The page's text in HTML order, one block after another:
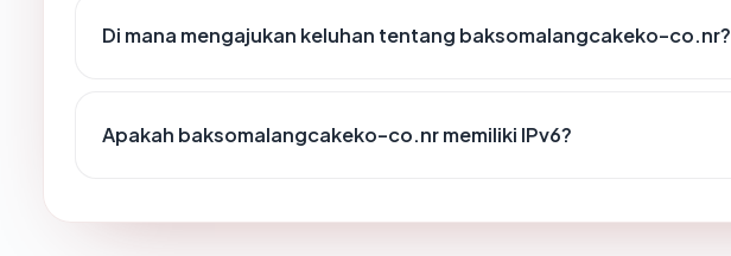
Di mana mengajukan keluhan tentang baksomalangcakeko-co.nr?
Apakah baksomalangcakeko-co.nr memiliki IPv6?